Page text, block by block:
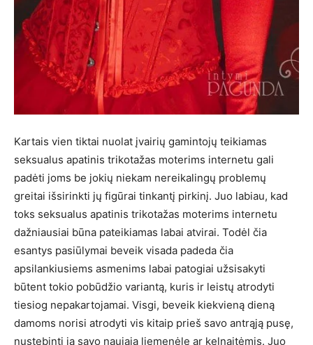
Kartais vien tiktai nuolat įvairių gamintojų teikiamas
seksualus apatinis trikotažas moterims internetu gali
padėti joms be jokių niekam nereikalingų problemų
greitai išsirinkti jų figūrai tinkantį pirkinį. Juo labiau, kad
toks seksualus apatinis trikotažas moterims internetu
dažniausiai būna pateikiamas labai atvirai. Todėl čia
esantys pasiūlymai beveik visada padeda čia
apsilankiusiems asmenims labai patogiai užsisakyti
būtent tokio pobūdžio variantą, kuris ir leistų atrodyti
tiesiog nepakartojamai. Visgi, beveik kiekvieną dieną
damoms norisi atrodyti vis kitaip prieš savo antrąją pusę,
nustebinti ją savo naująja liemenėle ar kelnaitėmis. Juo